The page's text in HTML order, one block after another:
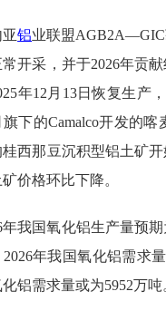
亚铝业联盟AGB2A—GIC
开采，并于2026年贡
年12月13日恢复生产
下的Camalco开发的
西那豆沉积型铝土矿
价格环比下降。
年我国氧化铝生产量预
2026年我国氧化铝需求
铝需求量或为5952万